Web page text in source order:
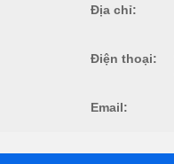
Địa chỉ:
Điện thoại:
Email: